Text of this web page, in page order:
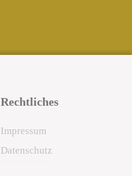
Rechtliches
Impressum
Datenschutz